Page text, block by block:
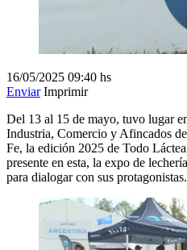
16/05/2025 09:40 hs
Enviar Imprimir
Del 13 al 15 de mayo, tuvo lugar
Industria, Comercio y Afincados
Fe, la edición 2025 de Todo
presente en esta, la expo de
para dialogar con sus protagonistas.